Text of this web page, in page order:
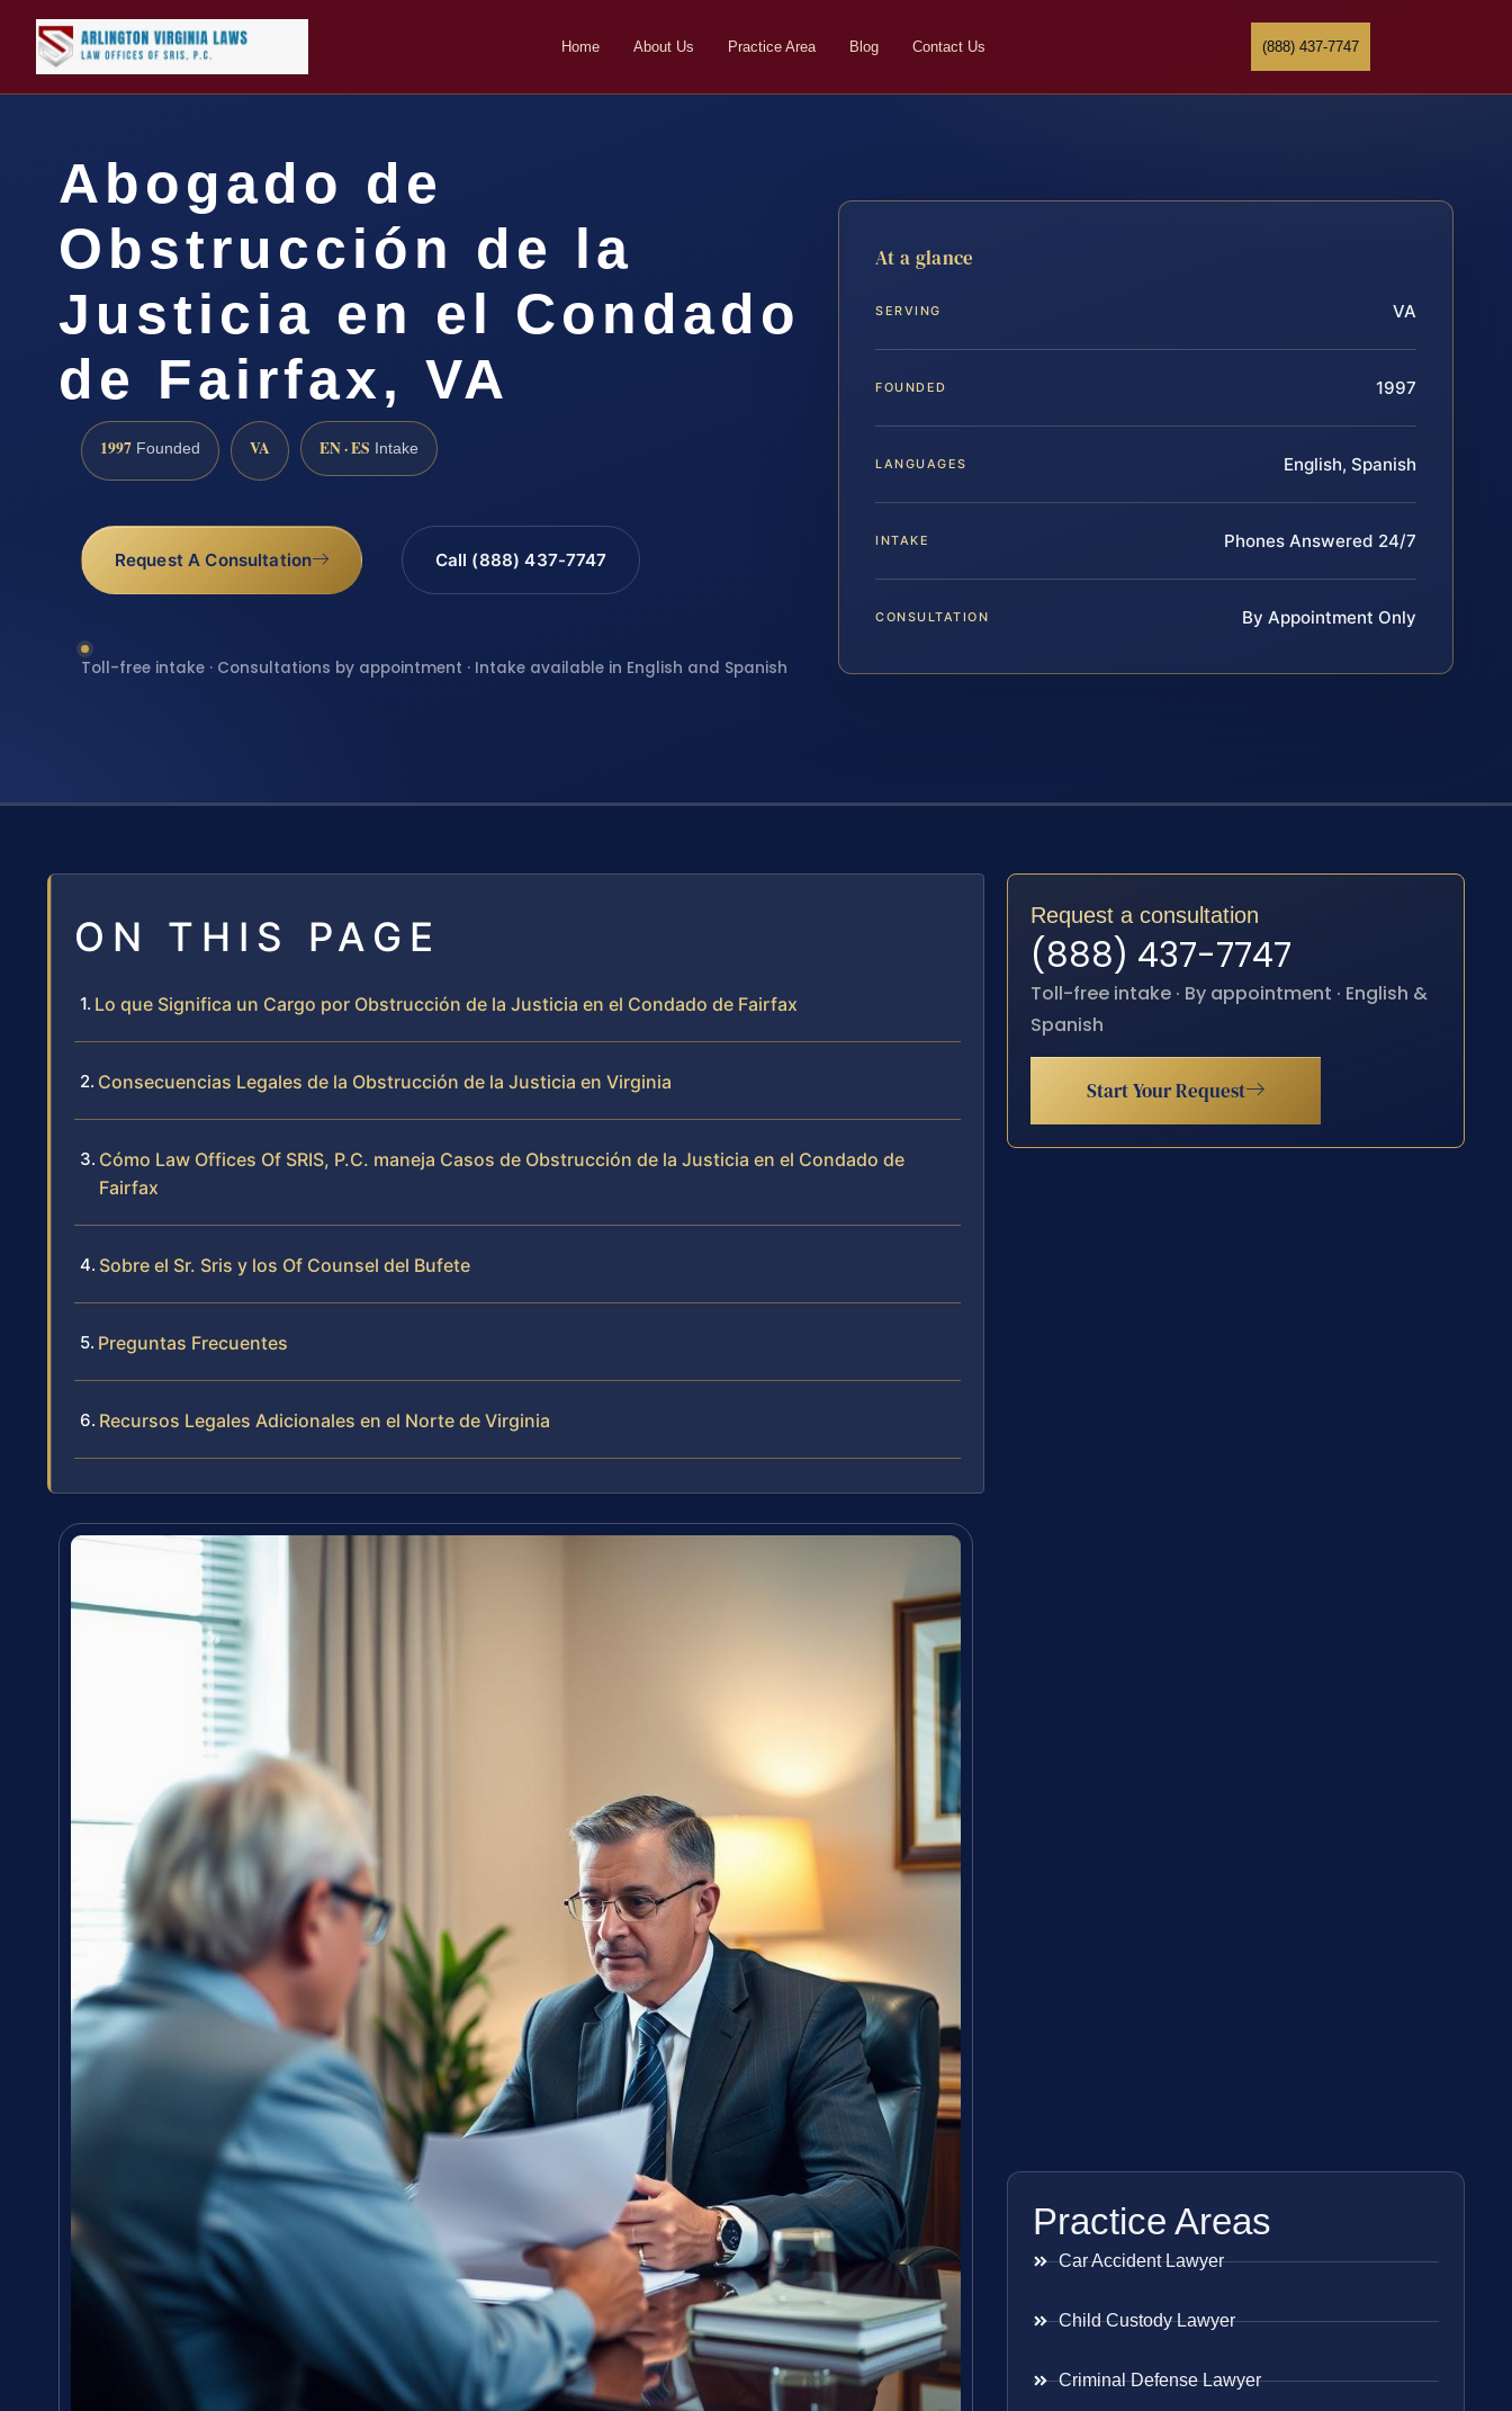
Home About Us Practice Area Blog Contact Us (888) 437-7747
Abogado de
Obstrucción de la
Justicia en el Condado
de Fairfax, VA
1997 Founded VA EN · ES Intake
Request A Consultation Call (888) 437-7747
Toll-free intake · Consultations by appointment · Intake available in English and Spanish
At a glance
SERVING VA
FOUNDED 1997
LANGUAGES English, Spanish
INTAKE Phones Answered 24/7
CONSULTATION By Appointment Only
ON THIS PAGE
Lo que Significa un Cargo por Obstrucción de la Justicia en el Condado de Fairfax
Consecuencias Legales de la Obstrucción de la Justicia en Virginia
Cómo Law Offices Of SRIS, P.C. maneja Casos de Obstrucción de la Justicia en el Condado de
Fairfax
Sobre el Sr. Sris y los Of Counsel del Bufete
Preguntas Frecuentes
Recursos Legales Adicionales en el Norte de Virginia
Request a consultation
(888) 437-7747
Toll-free intake · By appointment · English &
Spanish
Start Your Request
Practice Areas
Car Accident Lawyer
Child Custody Lawyer
Criminal Defense Lawyer